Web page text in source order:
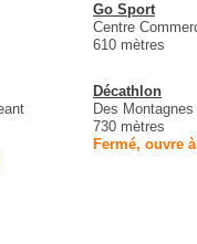
Go Sport
Centre
610 mètres
Décathlon
Des Montagnes
730 mètres
Fermé, ouvre